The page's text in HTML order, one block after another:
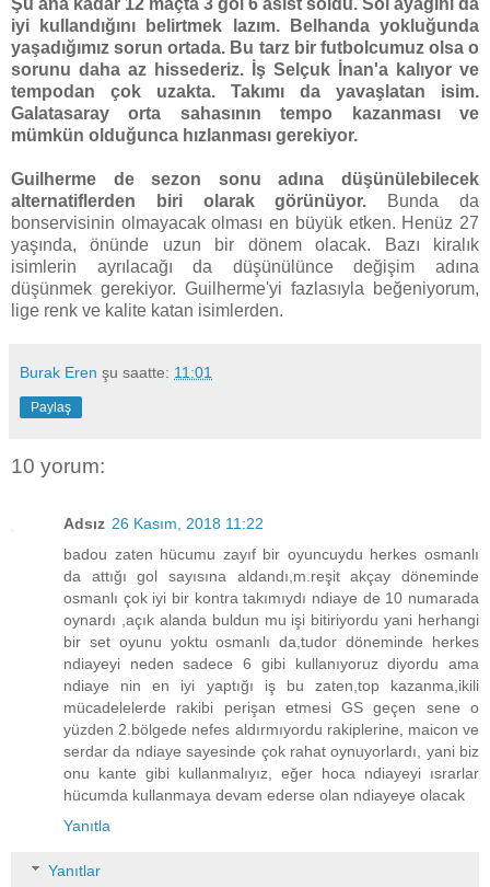
Şu ana kadar 12 maçta 3 gol 6 asist soldu. Sol ayağını da
iyi kullandığını belirtmek lazım. Belhanda yokluğunda
yaşadığımız sorun ortada. Bu tarz bir futbolcumuz olsa o
sorunu daha az hissederiz. İş Selçuk İnan'a kalıyor ve
tempodan çok uzakta. Takımı da yavaşlatan isim.
Galatasaray orta sahasının tempo kazanması ve
mümkün olduğunca hızlanması gerekiyor.
Guilherme de sezon sonu adına düşünülebilecek
alternatiflerden biri olarak görünüyor. Bunda da
bonservisinin olmayacak olması en büyük etken. Henüz 27
yaşında, önünde uzun bir dönem olacak. Bazı kiralık
isimlerin ayrılacağı da düşünülünce değişim adına
düşünmek gerekiyor. Guilherme'yi fazlasıyla beğeniyorum,
lige renk ve kalite katan isimlerden.
Burak Eren şu saatte: 11:01
Paylaş
10 yorum:
Adsız 26 Kasım, 2018 11:22
badou zaten hücumu zayıf bir oyuncuydu herkes osmanlı
da attığı gol sayısına aldandı,m.reşit akçay döneminde
osmanlı çok iyi bir kontra takımıydı ndiaye de 10 numarada
oynardı ,açık alanda buldun mu işi bitiriyordu yani herhangi
bir set oyunu yoktu osmanlı da,tudor döneminde herkes
ndiayeyi neden sadece 6 gibi kullanıyoruz diyordu ama
ndiaye nin en iyi yaptığı iş bu zaten,top kazanma,ikili
mücadelelerde rakibi perişan etmesi GS geçen sene o
yüzden 2.bölgede nefes aldırmıyordu rakiplerine, maicon ve
serdar da ndiaye sayesinde çok rahat oynuyorlardı, yani biz
onu kante gibi kullanmalıyız, eğer hoca ndiayeyi ısrarlar
hücumda kullanmaya devam ederse olan ndiayeye olacak
Yanıtla
Yanıtlar